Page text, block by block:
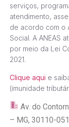
serviços,
atendimento,
de acordo com o
Social. A ANEAS
por meio da Lei
2021.
Clique aqui e
(imunidade
Av. do
– MG, 30110-